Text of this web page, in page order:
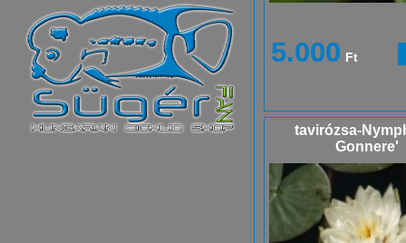
5.000 Ft
tavirózsa-
Gonnere'